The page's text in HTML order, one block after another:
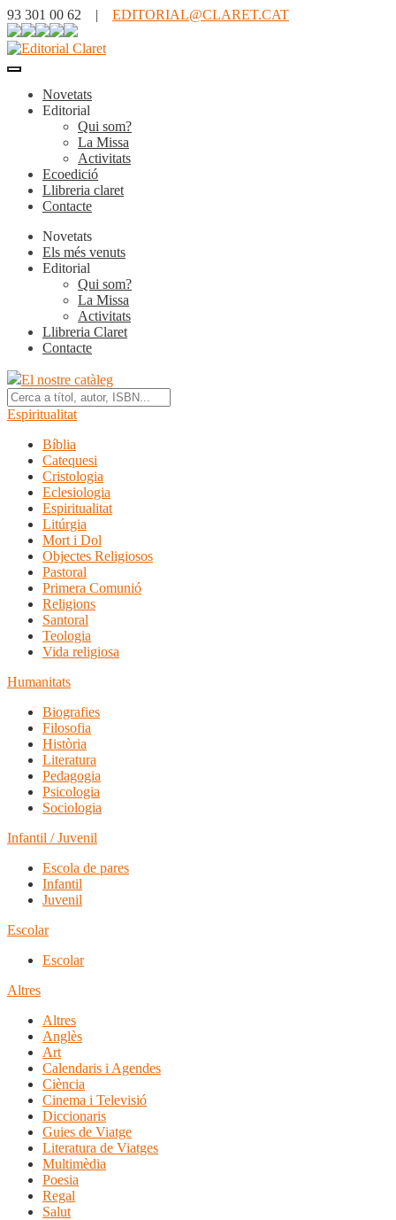
93 301 00 62 | EDITORIAL@CLARET.CAT
Novetats
Editorial
Qui som?
La Missa
Activitats
Ecoedició
Llibreria claret
Contacte
Novetats
Els més venuts
Editorial
Qui som?
La Missa
Activitats
Llibreria Claret
Contacte
El nostre catàleg
Espiritualitat
Bíblia
Catequesi
Cristologia
Eclesiologia
Espiritualitat
Litúrgia
Mort i Dol
Objectes Religiosos
Pastoral
Primera Comunió
Religions
Santoral
Teologia
Vida religiosa
Humanitats
Biografies
Filosofia
Història
Literatura
Pedagogia
Psicologia
Sociologia
Infantil / Juvenil
Escola de pares
Infantil
Juvenil
Escolar
Escolar
Altres
Altres
Anglès
Art
Calendaris i Agendes
Ciència
Cinema i Televisió
Diccionaris
Guies de Viatge
Literatura de Viatges
Multimèdia
Poesia
Regal
Salut